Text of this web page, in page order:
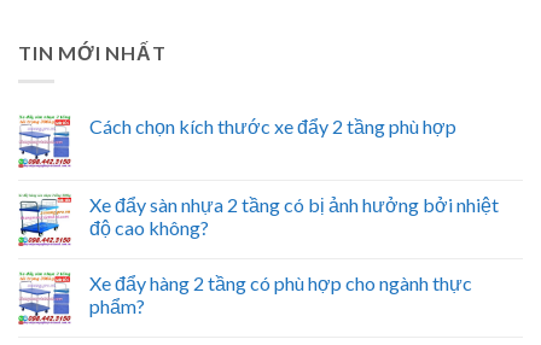
TIN MỚI NHẤT
Cách chọn kích thước xe đẩy 2 tầng phù hợp
Xe đẩy sàn nhựa 2 tầng có bị ảnh hưởng bởi nhiệt
độ cao không?
Xe đẩy hàng 2 tầng có phù hợp cho ngành thực
phẩm?